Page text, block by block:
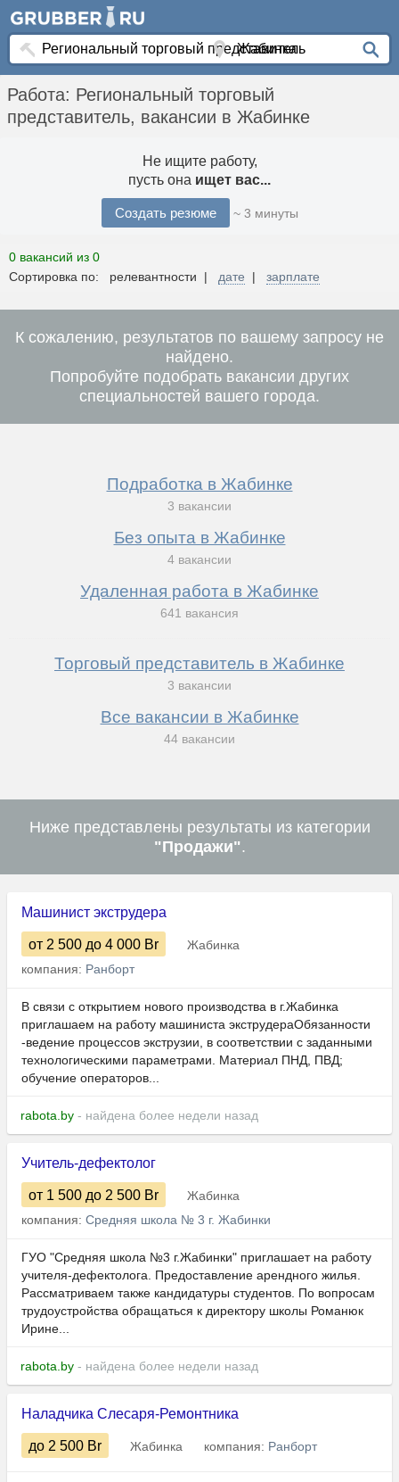
Работа: Региональный торговый
представитель, вакансии в Жабинке
Не ищите работу,
пусть она ищет вас...
Создать резюме ~ 3 минуты
0 вакансий из 0
Сортировка по: релевантности | дате | зарплате
К сожалению, результатов по вашему запросу не
найдено.
Попробуйте подобрать вакансии других
специальностей вашего города.
Подработка в Жабинке
3 вакансии
Без опыта в Жабинке
4 вакансии
Удаленная работа в Жабинке
641 вакансия
Торговый представитель в Жабинке
3 вакансии
Все вакансии в Жабинке
44 вакансии
Ниже представлены результаты из категории
"Продажи".
Машинист экструдера
от 2 500 до 4 000 Br
Жабинка
компания: Ранборт
В связи с открытием нового производства в г.Жабинка
приглашаем на работу машиниста экструдераОбязанности
-ведение процессов экструзии, в соответствии с заданными
технологическими параметрами. Материал ПНД, ПВД;
обучение операторов...
rabota.by - найдена более недели назад
Учитель-дефектолог
от 1 500 до 2 500 Br
Жабинка
компания: Средняя школа № 3 г. Жабинки
ГУО "Средняя школа №3 г.Жабинки" приглашает на работу
учителя-дефектолога. Предоставление арендного жилья.
Рассматриваем также кандидатуры студентов. По вопросам
трудоустройства обращаться к директору школы Романюк
Ирине...
rabota.by - найдена более недели назад
Наладчика Слесаря-Ремонтника
до 2 500 Br Жабинка компания: Ранборт